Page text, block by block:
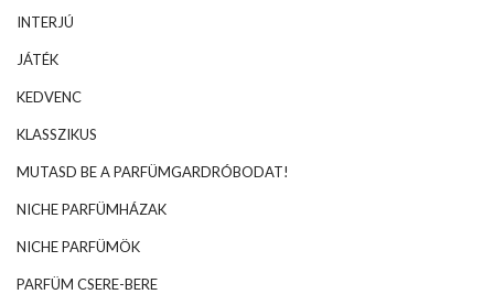
INTERJÚ
JÁTÉK
KEDVENC
KLASSZIKUS
MUTASD BE A PARFÜMGARDRÓBODAT!
NICHE PARFÜMHÁZAK
NICHE PARFÜMÖK
PARFÜM CSERE-BERE